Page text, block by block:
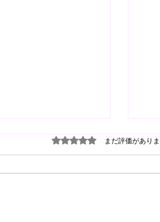
5つ星のうち0と評価されて
まだ評価があり